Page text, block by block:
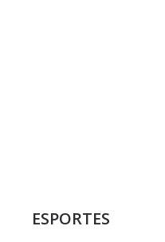
ESPORTES